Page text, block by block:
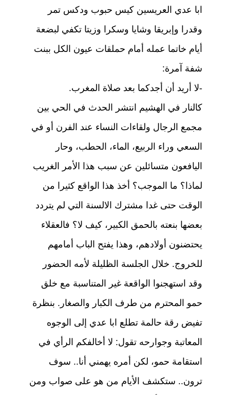
ابا عدي العريسين كيس حبوب ودكس تمر
وقدرا وإبريقا وشايا وسكرا وزيتا تكفي لبضعة
أيام خاتما عمله أمام حملقات عيون الكل ببنت
شفة آمرة:
-لا أريد أن أجدكما بعد صلاة المغرب.
كالنار في الهشيم انتشر الحدث في الحي بين
مجمع الرجال ولقاءات النساء عند الفرن أو في
السعي وراء الربيع، الماء، الحطب، وحار
اليافعون متسائلين عن سبب هذا الأمر الغريب
لماذا؟ ما الموجب؟ أخذ هذا الواقع كثيرا من
الوقت حتى غدا مشترك الالسنة التي لم يتردد
بعضها بنعته بالحمق الكبير، كيف لا؟ فالعقلاء
يحتضنون أولادهم، وهذا يفتح الباب أمامهم
للخروج. خلال الجلسة الظليلة لأمه الحضور
وقد استهجنوا الواقعة غير المتناسبة مع خلق
حمو المحترم من طرف الكبار والصغار. بنظرة
تفيض رقة حالمة تطلع ابا عدي إلى الوجوه
المعاتبة وجوارحه تقول: لا أخالفكم الرأي في
استقامة حمو، لكن أمره يهمني أنا.. سوف
ترون.. ستكشف الأيام من هو على صواب ومن